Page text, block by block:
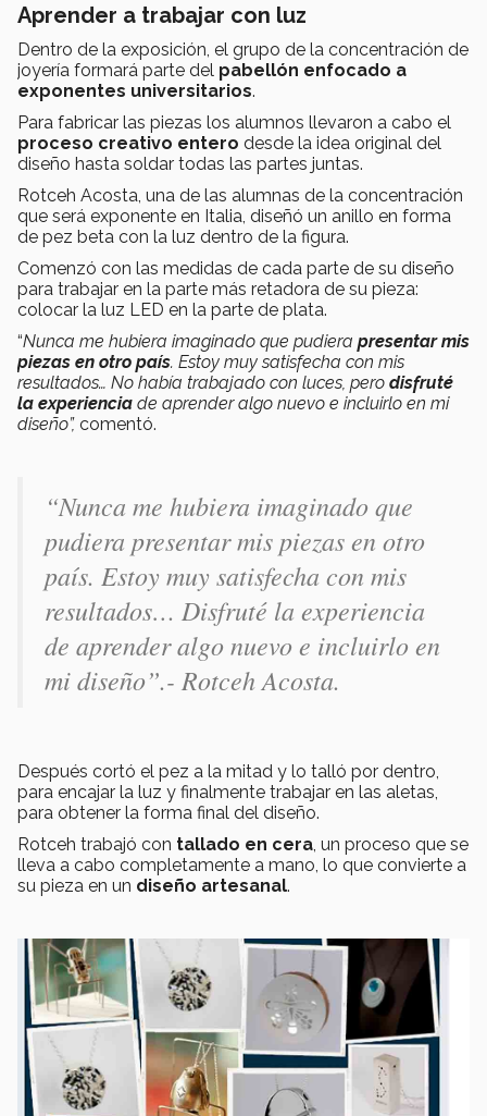
Aprender a trabajar con luz
Dentro de la exposición, el grupo de la concentración de
joyería formará parte del pabellón enfocado a
exponentes universitarios.
Para fabricar las piezas los alumnos llevaron a cabo el
proceso creativo entero desde la idea original del
diseño hasta soldar todas las partes juntas.
Rotceh Acosta, una de las alumnas de la concentración
que será exponente en Italia, diseñó un anillo en forma
de pez beta con la luz dentro de la figura.
Comenzó con las medidas de cada parte de su diseño
para trabajar en la parte más retadora de su pieza:
colocar la luz LED en la parte de plata.
“Nunca me hubiera imaginado que pudiera presentar mis
piezas en otro país. Estoy muy satisfecha con mis
resultados… No había trabajado con luces, pero disfruté
la experiencia de aprender algo nuevo e incluirlo en mi
diseño”, comentó.
“Nunca me hubiera imaginado que
pudiera presentar mis piezas en otro
país. Estoy muy satisfecha con mis
resultados… Disfruté la experiencia
de aprender algo nuevo e incluirlo en
mi diseño”.- Rotceh Acosta.
Después cortó el pez a la mitad y lo talló por dentro,
para encajar la luz y finalmente trabajar en las aletas,
para obtener la forma final del diseño.
Rotceh trabajó con tallado en cera , un proceso que se
lleva a cabo completamente a mano, lo que convierte a
su pieza en un diseño artesanal.